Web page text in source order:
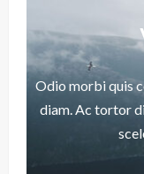
Odio morbi quis
diam. Ac tortor